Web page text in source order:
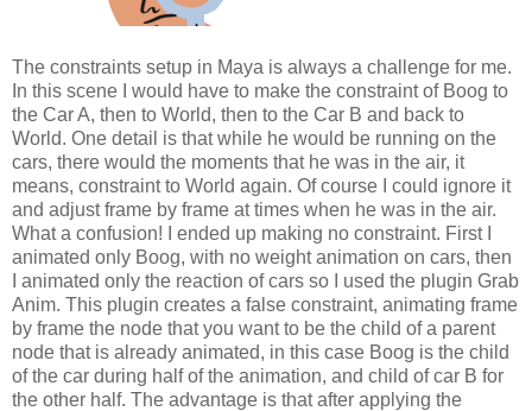
The constraints setup in Maya is always a challenge for me.
In this scene I would have to make the constraint of Boog to
the Car A, then to World, then to the Car B and back to
World. One detail is that while he would be running on the
cars, there would the moments that he was in the air, it
means, constraint to World again. Of course I could ignore it
and adjust frame by frame at times when he was in the air.
What a confusion! I ended up making no constraint. First I
animated only Boog, with no weight animation on cars, then
I animated only the reaction of cars so I used the plugin Grab
Anim. This plugin creates a false constraint, animating frame
by frame the node that you want to be the child of a parent
node that is already animated, in this case Boog is the child
of the car during half of the animation, and child of car B for
the other half. The advantage is that after applying the